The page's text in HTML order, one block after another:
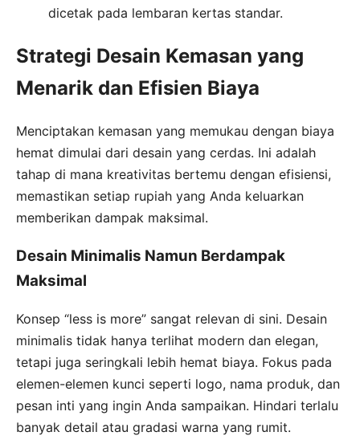
dicetak pada lembaran kertas standar.
Strategi Desain Kemasan yang
Menarik dan Efisien Biaya
Menciptakan kemasan yang memukau dengan biaya
hemat dimulai dari desain yang cerdas. Ini adalah
tahap di mana kreativitas bertemu dengan efisiensi,
memastikan setiap rupiah yang Anda keluarkan
memberikan dampak maksimal.
Desain Minimalis Namun Berdampak
Maksimal
Konsep “less is more” sangat relevan di sini. Desain
minimalis tidak hanya terlihat modern dan elegan,
tetapi juga seringkali lebih hemat biaya. Fokus pada
elemen-elemen kunci seperti logo, nama produk, dan
pesan inti yang ingin Anda sampaikan. Hindari terlalu
banyak detail atau gradasi warna yang rumit.